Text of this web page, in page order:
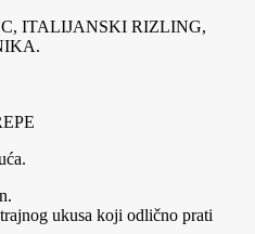
ITALIJANSKI RIZLING,
ukusa koji odlično prati